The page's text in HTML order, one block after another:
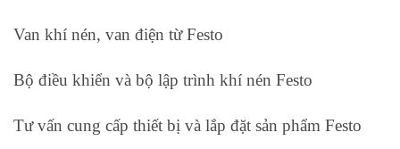
Van khí nén, van điện từ Festo
Bộ điều khiển và bộ lập trình khí nén Festo
Tư vấn cung cấp thiết bị và lắp đặt sản phẩm Festo